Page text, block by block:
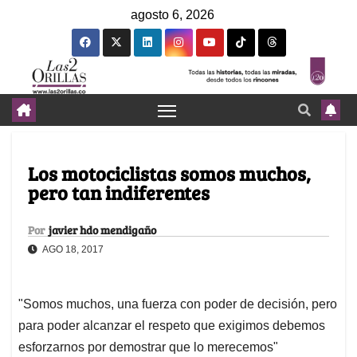
agosto 6, 2026
Los motociclistas somos muchos,
pero tan indiferentes
Por javier hdo mendigaño
AGO 18, 2017
"Somos muchos, una fuerza con poder de decisión, pero
para poder alcanzar el respeto que exigimos debemos
esforzarnos por demostrar que lo merecemos"